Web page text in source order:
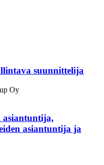
suunnittelija
Oy
asiantuntija,
asiantuntija ja